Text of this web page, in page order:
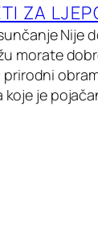
ZA
morate
je